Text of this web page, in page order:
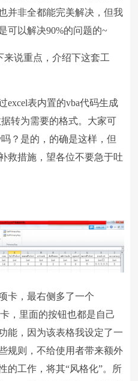
并非全都能完美解决，但我
可以解决90%的问题的~
来说重点，介绍下这套工
excel表内置的vba代码生成
转为需要的格式。大家可
？是的，的确是这样，但
救措施，望各位不要急于吐
卡，最右侧多了一个
，里面的按钮也都是自己
能，因为该表格我设定了一
规则，不给使用者带来额外
的工作，将其“风格化”。所